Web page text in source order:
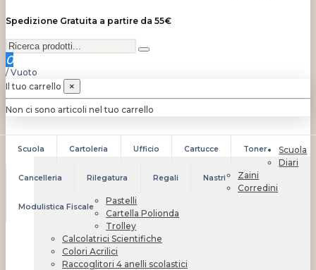
Spedizione Gratuita a partire da 55€
0
/ Vuoto
Il tuo carrello
×
Non ci sono articoli nel tuo carrello
Scuola Cartoleria Ufficio Cartucce Toner
Cancelleria Rilegatura Regali Nastri
Modulistica Fiscale
Scuola
Diari
Zaini
Corredini
Pastelli
Cartella Polionda
Trolley
Calcolatrici Scientifiche
Colori Acrilici
Raccoglitori 4 anelli scolastici